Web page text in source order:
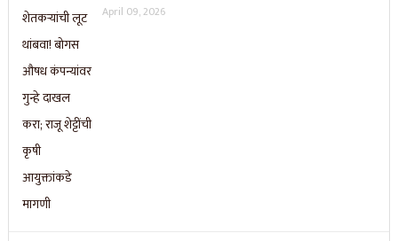
April 09, 2026